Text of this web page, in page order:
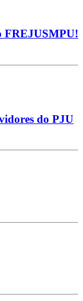
FREJUSMPU!
do PJU